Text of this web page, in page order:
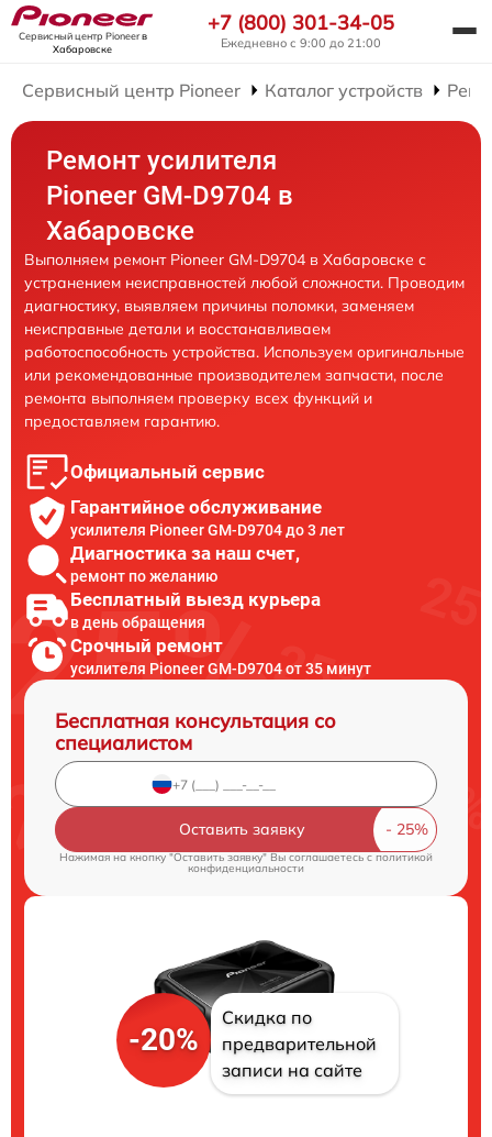
Сервисный центр Pioneerв
Хабаровске
+7 (800) 301-34-05
Ежедневно с 9:00 до 21:00
Сервисный центр Pioneer Каталог устройств
Ремонт усилителя
Pioneer GM-D9704 в
Хабаровске
Выполняем ремонт Pioneer GM-D9704 в Хабаровске с
устранением неисправностей любой сложности. Проводим
диагностику, выявляем причины поломки, заменяем
неисправные детали и восстанавливаем
работоспособность устройства. Используем оригинальные
или рекомендованные производителем запчасти, после
ремонта выполняем проверку всех функций и
предоставляем гарантию.
Официальный сервис
Гарантийное обслуживание
усилителя Pioneer GM-D9704 до 3 лет
Диагностика за наш счет,
ремонт по желанию
Бесплатный выезд курьера
в день обращения
Срочный ремонт
усилителя Pioneer GM-D9704 от 35 минут
Бесплатная консультация со
специалистом
Оставить заявку
Нажимая на кнопку "Оставить заявку" Вы соглашаетесь c политикой
конфиденциальности
-20%
Скидка по
предварительной
записи на сайте